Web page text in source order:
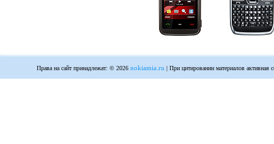
Права на сайт принадлежат: © 2026 nokiamia.ru | При цитировании материалов активная